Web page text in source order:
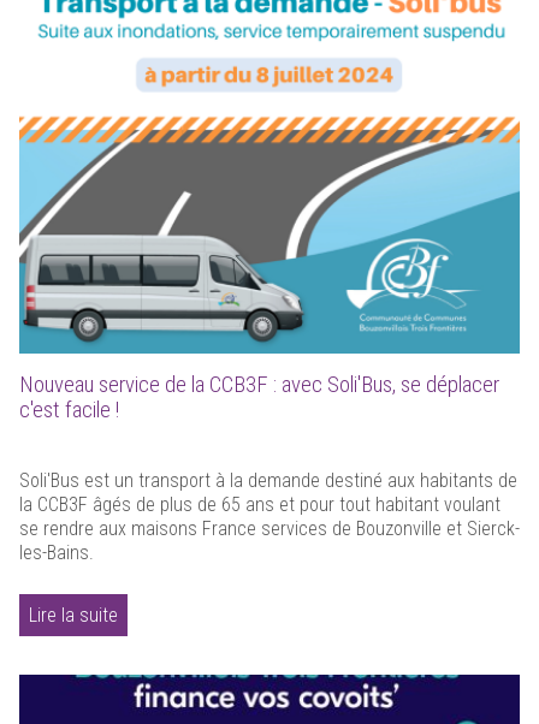
Nouveau service de la CCB3F : avec Soli'Bus, se déplacer
c'est facile !
Soli'Bus est un transport à la demande destiné aux habitants de
la CCB3F âgés de plus de 65 ans et pour tout habitant voulant
se rendre aux maisons France services de Bouzonville et Sierck-
les-Bains.
Lire la suite